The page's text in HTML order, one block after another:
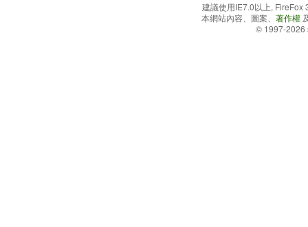
建議使用IE7.0以上,
本網站內容、圖案、 著作權
© 1997-2026